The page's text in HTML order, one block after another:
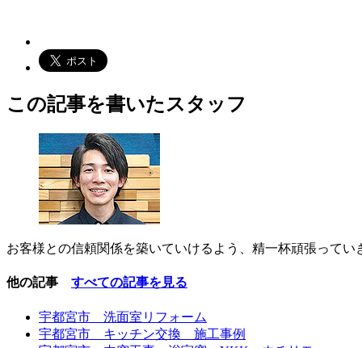
この記事を書いたスタッフ
お客様との信頼関係を築いていけるよう、精一杯頑張ってい
他の記事 すべての記事を見る
宇都宮市 洗面室リフォーム
宇都宮市 キッチン交換 施工事例